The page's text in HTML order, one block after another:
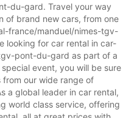
du-gard. Travel your way
of brand new cars, from one
france/manduel/nimes-tgv-
looking for car rental in car-
pont-du-gard as part of a
event, you will be sure
our wide range of
a global leader in car rental,
world class service, offering